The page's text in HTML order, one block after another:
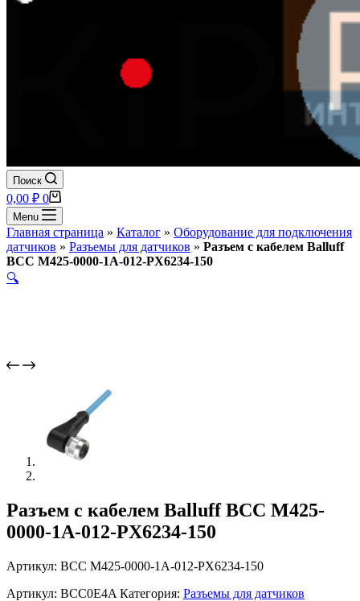
Поиск
Корзина
0,00 ₽ 0
Menu
Главная страница » Каталог » Оборудование для подключения
датчиков » Разъемы для датчиков » Разъем с кабелем Balluff
BCC M425-0000-1A-012-PX6234-150
🔍
Разъем с кабелем Balluff BCC M425-
0000-1A-012-PX6234-150
Артикул: BCC M425-0000-1A-012-PX6234-150
Артикул: BCC0E4A Категория: Разъемы для датчиков